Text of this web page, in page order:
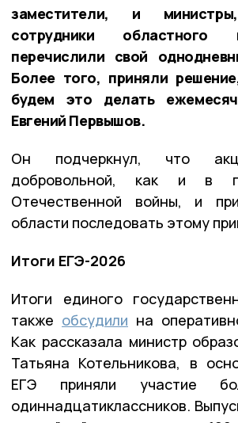
заместители, и
сотрудники областного
перечислили свой
Более того, приняли
будем это делать
Евгений Первышов.
Он подчеркнул, что
добровольной, как и в
Отечественной войны, и
области последовать этому
Итоги ЕГЭ-2026
Итоги единого
также обсудили на
Как рассказала министр
Татьяна Котельникова, в
ЕГЭ приняли участие
одиннадцатиклассников.